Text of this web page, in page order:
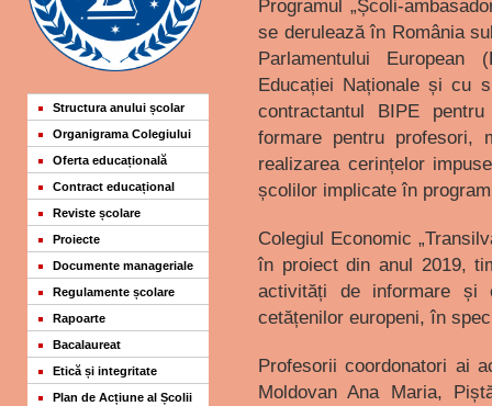
Structura anului școlar
Organigrama Colegiului
Oferta educațională
Contract educațional
Reviste școlare
Proiecte
Documente manageriale
Regulamente școlare
Rapoarte
Bacalaureat
Etică și integritate
Plan de Acțiune al Școlii
Programul „Școli-
se derulează în România
Parlamentului
Educației Naționale și cu
contractantul BIPE
formare pentru profesori,
realizarea cerințelor
școlilor implicate în
Colegiul Economic
în proiect din anul 2019,
activități de informare și
cetățenilor europeni, în
Profesorii coordonatori ai
Moldovan Ana Maria,